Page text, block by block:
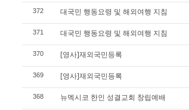
372 대국민 행동요령 및 해외여행 지침
371 대국민 행동요령 및 해외여행 지침
370 [영사]재외국민등록
369 [영사]재외국민등록
368 뉴멕시코 한인 성결교회 창립예배